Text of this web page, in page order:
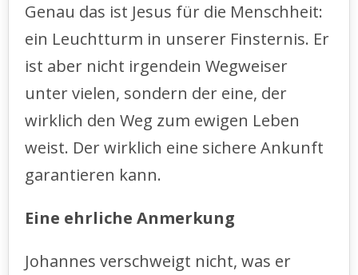
Genau das ist Jesus für die Menschheit:
ein Leuchtturm in unserer Finsternis. Er
ist aber nicht irgendein Wegweiser
unter vielen, sondern der eine, der
wirklich den Weg zum ewigen Leben
weist. Der wirklich eine sichere Ankunft
garantieren kann.
Eine ehrliche Anmerkung
Johannes verschweigt nicht, was er